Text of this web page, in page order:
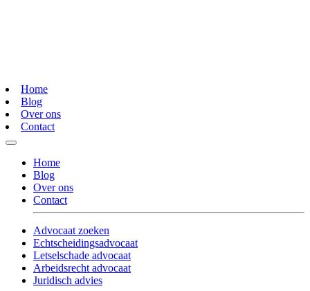
Home
Blog
Over ons
Contact
Home
Blog
Over ons
Contact
Advocaat zoeken
Echtscheidingsadvocaat
Letselschade advocaat
Arbeidsrecht advocaat
Juridisch advies